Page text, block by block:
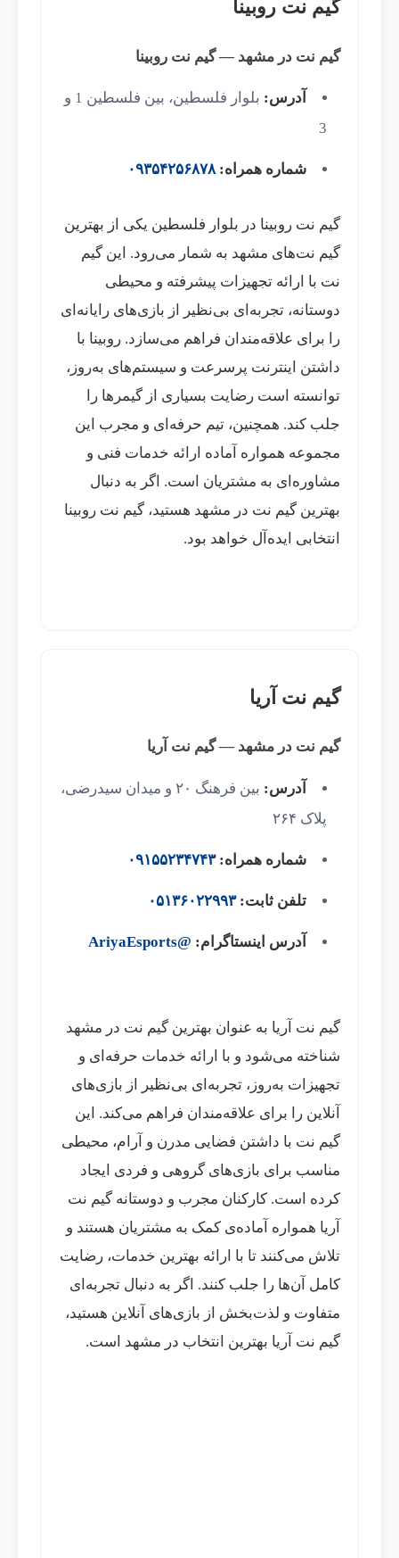
گیم نت روبینا
گیم نت در مشهد — گیم نت روبینا
آدرس:
بلوار فلسطین، بین فلسطین 1 و
3
شماره همراه: ۰۹۳۵۴۲۵۶۸۷۸
گیم نت روبینا در بلوار فلسطین یکی از بهترین
گیم نت‌های مشهد به شمار می‌رود. این گیم
نت با ارائه تجهیزات پیشرفته و محیطی
دوستانه، تجربه‌ای بی‌نظیر از بازی‌های رایانه‌ای
را برای علاقه‌مندان فراهم می‌سازد. روبینا با
داشتن اینترنت پرسرعت و سیستم‌های به‌روز،
توانسته است رضایت بسیاری از گیمرها را
جلب کند. همچنین، تیم حرفه‌ای و مجرب این
مجموعه همواره آماده ارائه خدمات فنی و
مشاوره‌ای به مشتریان است. اگر به دنبال
بهترین گیم نت در مشهد هستید، گیم نت روبینا
انتخابی ایده‌آل خواهد بود.
گیم نت آریا
گیم نت در مشهد — گیم نت آریا
آدرس:
بین فرهنگ ۲۰ و میدان سیدرضی،
پلاک ۲۶۴
شماره همراه: ۰۹۱۵۵۲۳۴۷۴۳
تلفن ثابت: ۰۵۱۳۶۰۲۲۹۹۳
آدرس اینستاگرام: @AriyaEsports
گیم نت آریا به عنوان بهترین گیم نت در مشهد
شناخته می‌شود و با ارائه خدمات حرفه‌ای و
تجهیزات به‌روز، تجربه‌ای بی‌نظیر از بازی‌های
آنلاین را برای علاقه‌مندان فراهم می‌کند. این
گیم نت با داشتن فضایی مدرن و آرام، محیطی
مناسب برای بازی‌های گروهی و فردی ایجاد
کرده است. کارکنان مجرب و دوستانه گیم نت
آریا همواره آماده‌ی کمک به مشتریان هستند و
تلاش می‌کنند تا با ارائه بهترین خدمات، رضایت
کامل آن‌ها را جلب کنند. اگر به دنبال تجربه‌ای
متفاوت و لذت‌بخش از بازی‌های آنلاین هستید،
گیم نت آریا بهترین انتخاب در مشهد است.